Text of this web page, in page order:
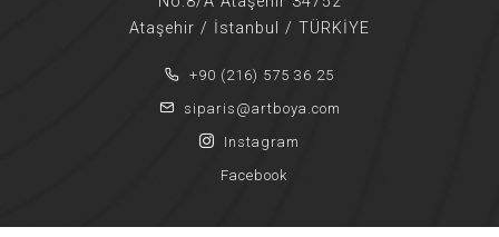
Ataşehir / İstanbul / TÜRKİYE
+90 (216) 575 36 25
siparis@artboya.com
Instagram
Facebook